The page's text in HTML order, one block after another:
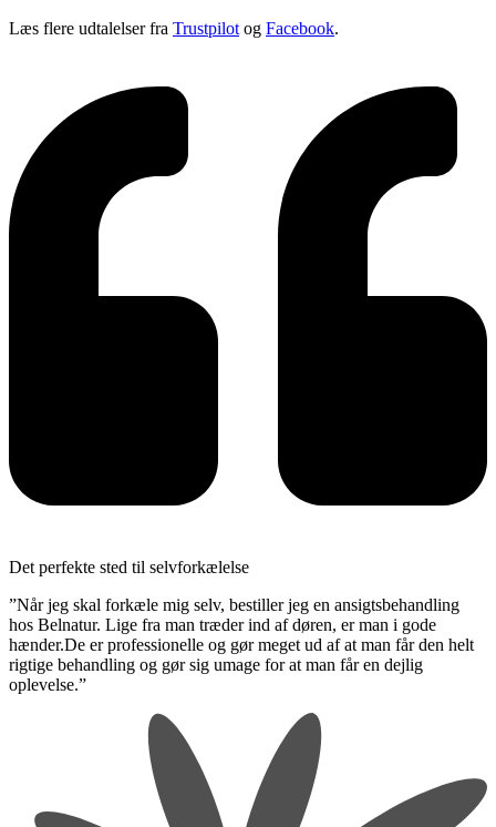
Læs flere udtalelser fra Trustpilot og Facebook.
Det perfekte sted til selvforkælelse
”Når jeg skal forkæle mig selv, bestiller jeg en ansigtsbehandling
hos Belnatur. Lige fra man træder ind af døren, er man i gode
hænder.De er professionelle og gør meget ud af at man får den helt
rigtige behandling og gør sig umage for at man får en dejlig
oplevelse.”